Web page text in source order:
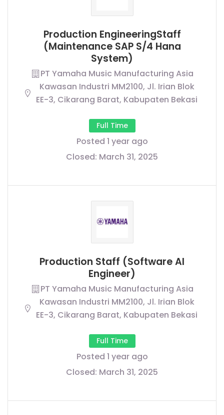
Production EngineeringStaff
(Maintenance SAP S/4 Hana
System)
PT Yamaha Music Manufacturing Asia
Kawasan Industri MM2100, Jl. Irian Blok
EE-3, Cikarang Barat, Kabupaten Bekasi
Full Time
Posted 1 year ago
Closed: March 31, 2025
Production Staff (Software AI
Engineer)
PT Yamaha Music Manufacturing Asia
Kawasan Industri MM2100, Jl. Irian Blok
EE-3, Cikarang Barat, Kabupaten Bekasi
Full Time
Posted 1 year ago
Closed: March 31, 2025